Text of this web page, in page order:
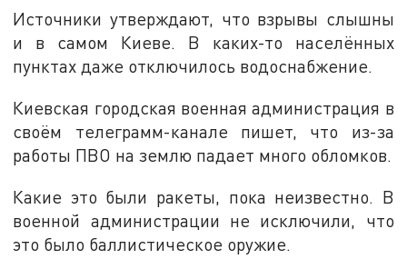
Источники утверждают, что взрывы слышны
и в самом Киеве. В каких-то населённых
пунктах даже отключилось водоснабжение.
Киевская городская военная администрация в
своём телеграмм-канале пишет, что из-за
работы ПВО на землю падает много обломков.
Какие это были ракеты, пока неизвестно. В
военной администрации не исключили, что
это было баллистическое оружие.